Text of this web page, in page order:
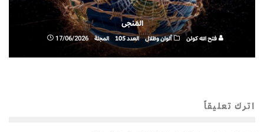
المَنجى
فتح الله كولن ألوان وظلال العدد 105 المجلة 17/06/2026
اترك تعليقاً